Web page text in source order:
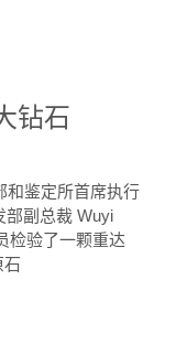
钻石
和鉴定所首席执行
部副总裁 Wuyi
检验了一颗重达
石